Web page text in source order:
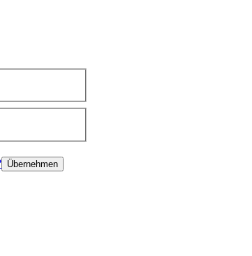
Übernehmen